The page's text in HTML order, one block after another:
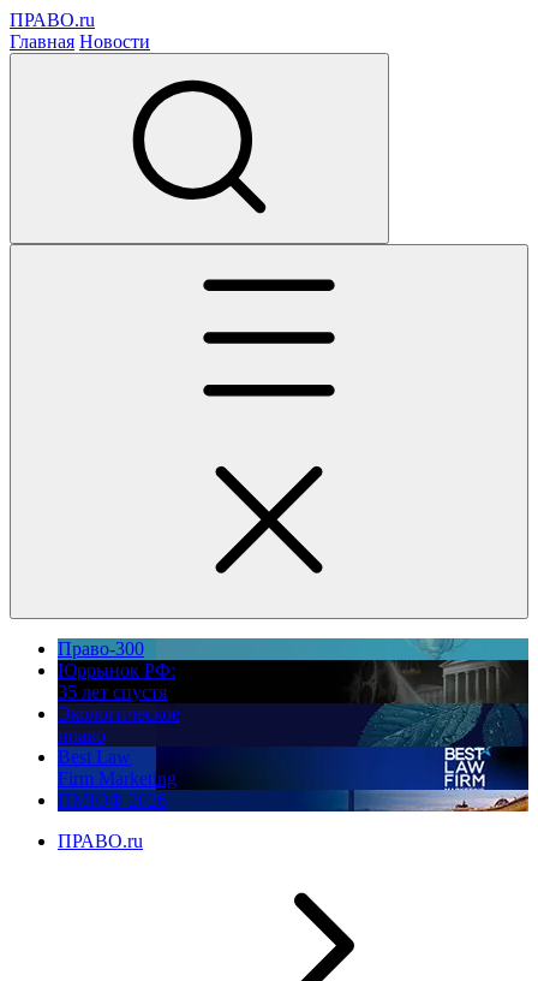
ПРАВО.ru
Главная Новости
Право-300
Юррынок РФ:
35 лет спустя
Экологическое
право
Best Law
Firm Marketing
ПМЮФ 2026
ПРАВО.ru